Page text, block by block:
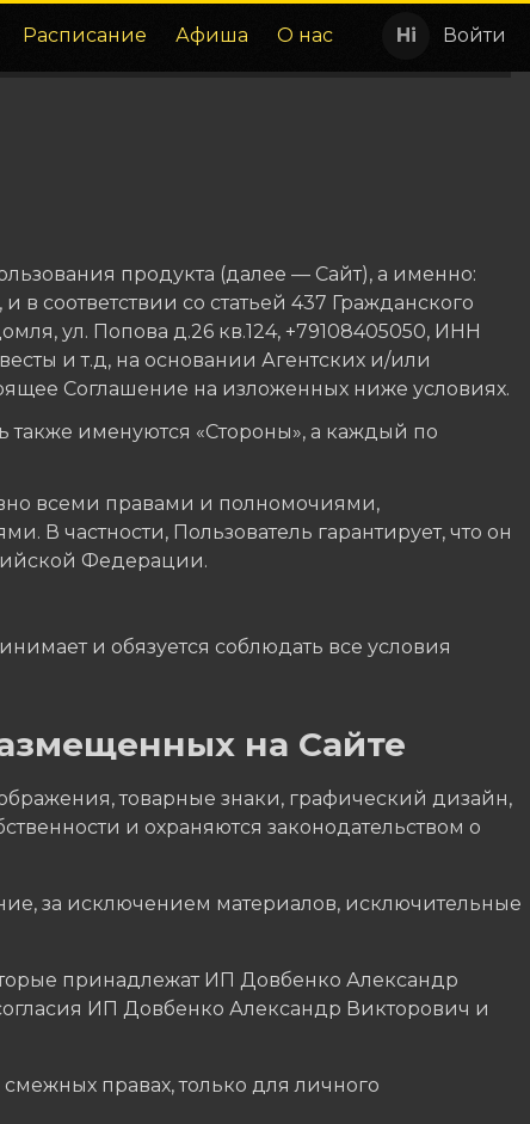
Расписание Афиша О нас Войти
продукта (далее — Сайт), а именно:
соответствии со статьей 437 Гражданского
ул. Попова д.26 кв.124, +79108405050, ИНН
и т.д, на основании Агентских и/или
Соглашение на изложенных ниже условиях.
именуются «Стороны», а каждый по
всеми правами и полномочиями,
В частности, Пользователь гарантирует, что он
Федерации.
и обязуется соблюдать все условия
на Сайте
товарные знаки, графический дизайн,
и охраняются законодательством о
за исключением материалов, исключительные
принадлежат ИП Довбенко Александр
ИП Довбенко Александр Викторович и
правах, только для личного